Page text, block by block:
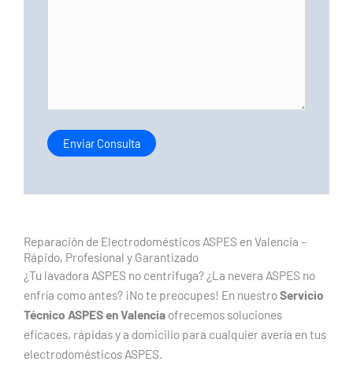
Reparación de Electrodomésticos ASPES en Valencia –
Rápido, Profesional y Garantizado
¿Tu lavadora ASPES no centrifuga? ¿La nevera ASPES no
enfría como antes? ¡No te preocupes! En nuestroServicio
Técnico ASPES en Valencia ofrecemos soluciones
eficaces, rápidas y a domicilio para cualquier avería en tus
electrodomésticos ASPES.